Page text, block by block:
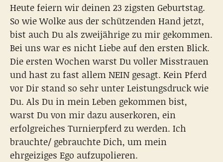
Heute feiern wir deinen 23 zigsten Geburtstag.
So wie Wolke aus der schützenden Hand jetzt,
bist auch Du als zweijährige zu mir gekommen.
Bei uns war es nicht Liebe auf den ersten Blick.
Die ersten Wochen warst Du voller Misstrauen
und hast zu fast allem NEIN gesagt. Kein Pferd
vor Dir stand so sehr unter Leistungsdruck wie
Du. Als Du in mein Leben gekommen bist,
warst Du von mir dazu auserkoren, ein
erfolgreiches Turnierpferd zu werden. Ich
brauchte/ gebrauchte Dich, um mein
ehrgeiziges Ego aufzupolieren.